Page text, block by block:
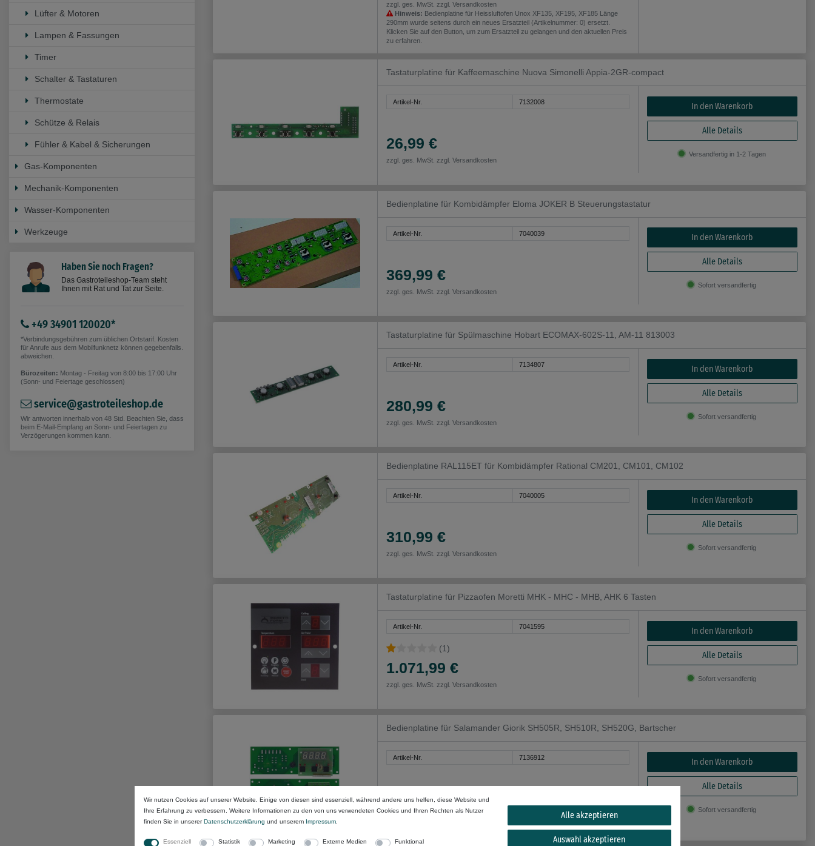
Lüfter & Motoren
Lampen & Fassungen
Timer
Schalter & Tastaturen
Thermostate
Schütze & Relais
Fühler & Kabel & Sicherungen
Gas-Komponenten
Mechanik-Komponenten
Wasser-Komponenten
Werkzeuge
Haben Sie noch Fragen?
Das Gastroteileshop-Team steht
Ihnen mit Rat und Tat zur Seite.
+49 34901 120020*
*Verbindungsgebühren zum üblichen Ortstarif. Kosten
für Anrufe aus dem Mobilfunknetz können gegebenfalls.
abweichen.
Bürozeiten: Montag - Freitag von 8:00 bis 17:00 Uhr
(Sonn- und Feiertage geschlossen)
service@gastroteileshop.de
Wir antworten innerhalb von 48 Std. Beachten Sie, dass
beim E-Mail-Empfang an Sonn- und Feiertagen zu
Verzögerungen kommen kann.
zzgl. ges. MwSt. zzgl. Versandkosten
Hinweis: Bedienplatine für Heissluftofen Unox XF135, XF195, XF185 Länge
290mm wurde seitens durch ein neues Ersatzteil (Artikelnummer: 0) ersetzt.
Klicken Sie auf den Button, um zum Ersatzteil zu gelangen und den aktuellen Preis
zu erfahren.
Tastaturplatine für Kaffeemaschine Nuova Simonelli Appia-2GR-compact
Artikel-Nr. 7132008
26,99 €
zzgl. ges. MwSt. zzgl. Versandkosten
In den Warenkorb
Alle Details
Versandfertig in 1-2 Tagen
Bedienplatine für Kombidämpfer Eloma JOKER B Steuerungstastatur
Artikel-Nr. 7040039
369,99 €
zzgl. ges. MwSt. zzgl. Versandkosten
In den Warenkorb
Alle Details
Sofort versandfertig
Tastaturplatine für Spülmaschine Hobart ECOMAX-602S-11, AM-11 813003
Artikel-Nr. 7134807
280,99 €
zzgl. ges. MwSt. zzgl. Versandkosten
In den Warenkorb
Alle Details
Sofort versandfertig
Bedienplatine RAL115ET für Kombidämpfer Rational CM201, CM101, CM102
Artikel-Nr. 7040005
310,99 €
zzgl. ges. MwSt. zzgl. Versandkosten
In den Warenkorb
Alle Details
Sofort versandfertig
Tastaturplatine für Pizzaofen Moretti MHK - MHC - MHB, AHK 6 Tasten
Artikel-Nr. 7041595
(1)
1.071,99 €
zzgl. ges. MwSt. zzgl. Versandkosten
In den Warenkorb
Alle Details
Sofort versandfertig
Bedienplatine für Salamander Giorik SH505R, SH510R, SH520G, Bartscher
Artikel-Nr. 7136912
269,99 €
In den Warenkorb
Alle Details
Sofort versandfertig
Wir nutzen Cookies auf unserer Website. Einige von diesen sind essenziell, während andere uns helfen, diese Website und
Ihre Erfahrung zu verbessern. Weitere Informationen zu den von uns verwendeten Cookies und Ihren Rechten als Nutzer
finden Sie in unsererDaten­schutz­erklärung und unserem Impressum
Essenziell Statistik Marketing Externe Medien Funktional
Alle akzeptieren
Auswahl akzeptieren